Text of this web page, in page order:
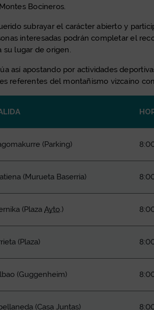
Bocineros.
subrayar el carácter abierto y
interesadas podrán completar el
su lugar de origen.
así apostando por actividades
referentes del montañismo vizcaíno
(Parking)
(Murueta Baserria)
(Plaza Ayto.)
(Plaza)
(Guggenheim)
(Casa Juntas)